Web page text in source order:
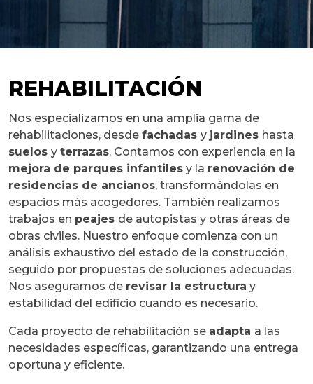
REHABILITACIÓN
Nos especializamos en una amplia gama de
rehabilitaciones, desde fachadas y jardines hasta
suelos y terrazas. Contamos con experiencia en la
mejora de parques infantiles y la renovación de
residencias de ancianos, transformándolas en
espacios más acogedores. También realizamos
trabajos en peajes de autopistas y otras áreas de
obras civiles. Nuestro enfoque comienza con un
análisis exhaustivo del estado de la construcción,
seguido por propuestas de soluciones adecuadas.
Nos aseguramos de revisar la estructura y
estabilidad del edificio cuando es necesario.
Cada proyecto de rehabilitación se adapta a las
necesidades específicas, garantizando una entrega
oportuna y eficiente.